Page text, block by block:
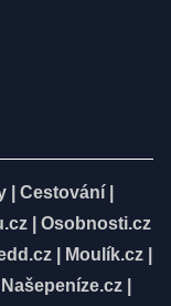
Cestování
Osobnosti.cz
| Moulík.cz|
Našepeníze.cz